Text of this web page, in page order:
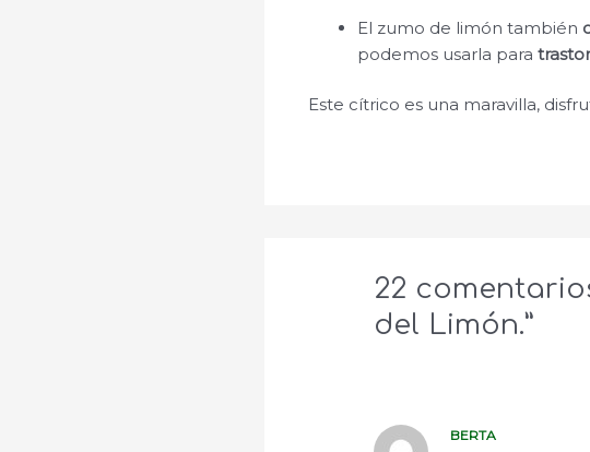
El zumo de limón también
podemos usarla para
Este cítrico es una maravilla,
22
del Limón.”
BERTA